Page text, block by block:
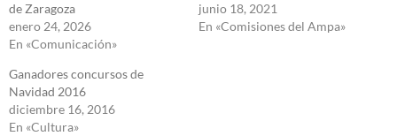
de Zaragoza
enero 24, 2026
En «Comunicación»
junio 18, 2021
En «Comisiones del Ampa»
Ganadores concursos de
Navidad 2016
diciembre 16, 2016
En «Cultura»